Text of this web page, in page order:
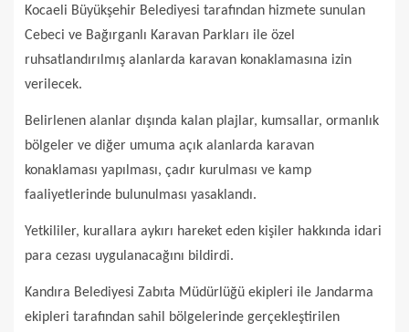
Kocaeli Büyükşehir Belediyesi tarafından hizmete sunulan
Cebeci ve Bağırganlı Karavan Parkları ile özel
ruhsatlandırılmış alanlarda karavan konaklamasına izin
verilecek.
Belirlenen alanlar dışında kalan plajlar, kumsallar, ormanlık
bölgeler ve diğer umuma açık alanlarda karavan
konaklaması yapılması, çadır kurulması ve kamp
faaliyetlerinde bulunulması yasaklandı.
Yetkililer, kurallara aykırı hareket eden kişiler hakkında idari
para cezası uygulanacağını bildirdi.
Kandıra Belediyesi Zabıta Müdürlüğü ekipleri ile Jandarma
ekipleri tarafından sahil bölgelerinde gerçekleştirilen